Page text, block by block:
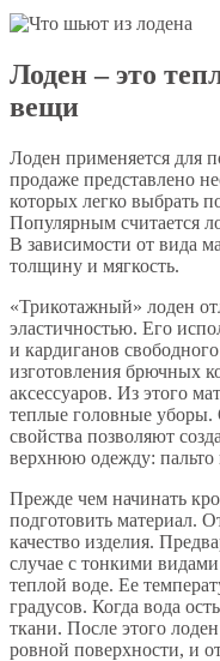
Лоден – это
вещи
Лоден применяется для
продаже представлено
которых легко выбрать
Популярным считается
В зависимости от вида
толщину и мягкость.
«Трикотажный» лоден
эластичностью. Его
и кардиганов
изготовления брючных
аксессуаров. Из этого
теплые головные
свойства позволяют
верхнюю одежду: пальто
Прежде чем начинать
подготовить материал.
качество изделия.
случае с тонкими
теплой воде. Ее
градусов. Когда вода
ткани. После этого
ровной поверхности, и